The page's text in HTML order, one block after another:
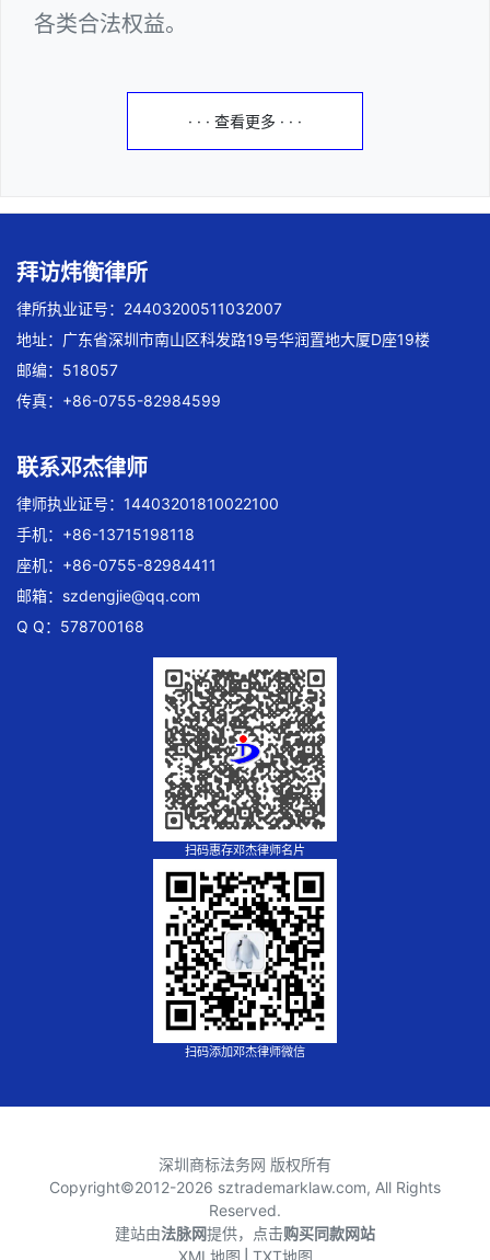
各类合法权益。
· · · 查看更多 · · ·
拜访炜衡律所
律所执业证号：24403200511032007
地址：广东省深圳市南山区科发路19号华润置地大厦D座19楼
邮编：518057
传真：+86-0755-82984599
联系邓杰律师
律师执业证号：14403201810022100
手机：+86-13715198118
座机：+86-0755-82984411
邮箱： szdengjie@qq.com
Q Q：578700168
扫码惠存邓杰律师名片
扫码添加邓杰律师微信
深圳商标法务网 版权所有
Copyright©2012-2026 sztrademarklaw.com, All Rights
Reserved.
建站由法脉网提供，点击购买同款网站
XML地图 TXT地图